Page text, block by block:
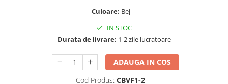
Cearceaf normal 6 piese
Lenjerii De Pat Cocolino
Cearceaf normal 4 piese
Huse De Pat Catifea / Topper -
Huse De Pat Cocolino Tricotate
Huse De Pat Tricotate 140x200cm
Culoare: Bej
IN STOC
Durata de livrare: 1-2 zile lucratoare
ADAUGA IN COS
Cod Produs: CBVF1-2